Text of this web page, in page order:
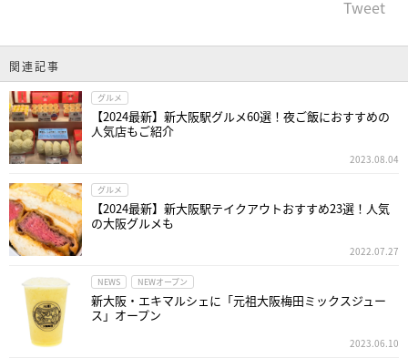
Tweet
関連記事
グルメ
【2024最新】新大阪駅グルメ60選！夜ご飯におすすめの
人気店もご紹介
2023.08.04
グルメ
【2024最新】新大阪駅テイクアウトおすすめ23選！人気
の大阪グルメも
2022.07.27
NEWS NEWオープン
新大阪・エキマルシェに「元祖大阪梅田ミックスジュー
ス」オープン
2023.06.10